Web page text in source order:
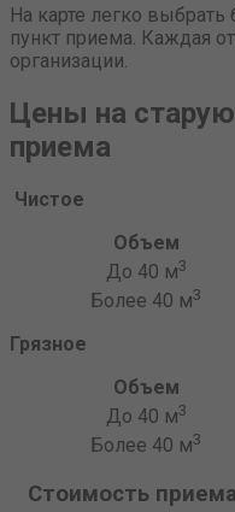
На карте легко
пункт приема. Каждая
организации.
Цены на
приема
Чистое
Объем
До 40 м3
Более 40 м3
Грязное
Объем
До 40 м3
Более 40 м3
Стоимость